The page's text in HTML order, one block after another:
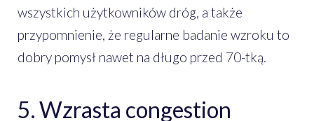
wszystkich użytkowników dróg, a także
przypomnienie, że regularne badanie wzroku to
dobry pomysł nawet na długo przed 70-tką.
5. Wzrasta congestion